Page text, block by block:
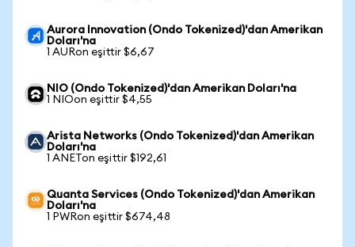
Aurora Innovation (Ondo Tokenized)'dan Amerikan
Doları'na
1 AURon eşittir $6,67
NIO (Ondo Tokenized)'dan Amerikan Doları'na
1 NIOon eşittir $4,55
Arista Networks (Ondo Tokenized)'dan Amerikan
Doları'na
1 ANETon eşittir $192,61
Quanta Services (Ondo Tokenized)'dan Amerikan
Doları'na
1 PWRon eşittir $674,48